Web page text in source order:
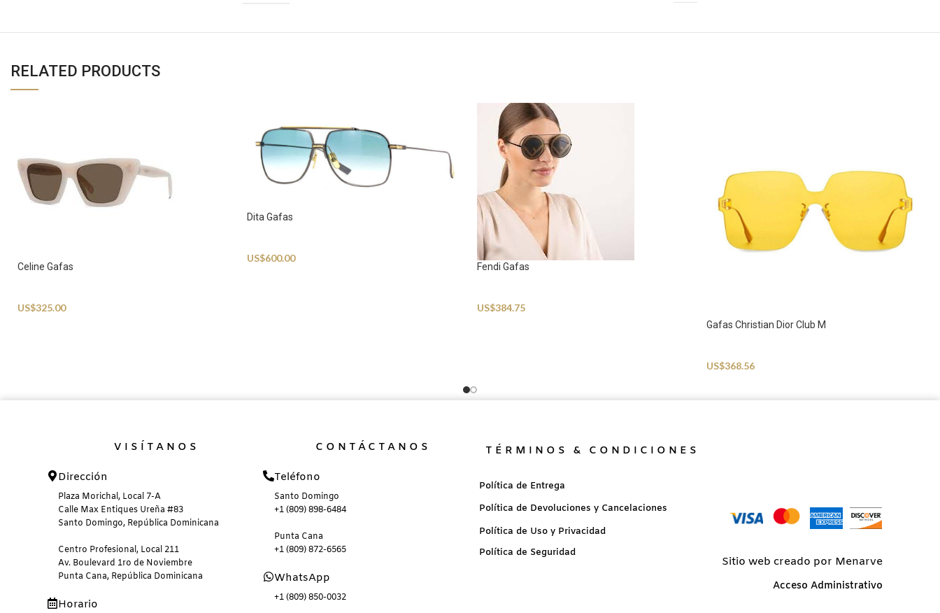
RELATED PRODUCTS
Celine Gafas
US$325.00
Dita Gafas
US$600.00
Fendi Gafas
US$384.75
Gafas Christian Dior Club M
US$368.56
VISÍTANOS
Dirección
Plaza Morichal, Local 7-A
Calle Max Entiques Ureña #83
Santo Domingo, República Dominicana
Centro Profesional, Local 211
Av. Boulevard 1ro de Noviembre
Punta Cana, República Dominicana
Horario
CONTÁCTANOS
Teléfono
Santo Domingo
+1 (809) 898-6484
Punta Cana
+1 (809) 872-6565
WhatsApp
+1 (809) 850-0032
TÉRMINOS & CONDICIONES
Política de Entrega
Política de Devoluciones y Cancelaciones
Política de Uso y Privacidad
Política de Seguridad
Sitio web creado por Menarve
Acceso Administrativo